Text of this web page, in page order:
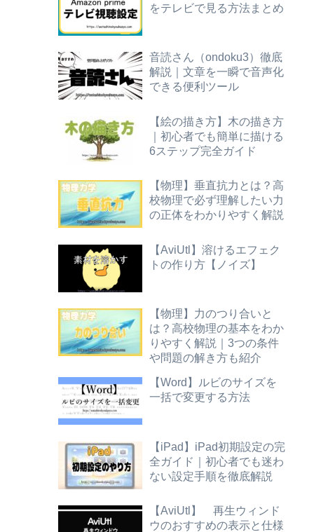
をテレビで見る方法まとめ
音読さん（ondoku3）徹底
解説｜文章を一瞬で音声化
できる便利ツール
【絵の描き方】木の描き方
｜初心者でも簡単に描ける
6ステップ完全ガイド
【物理】垂直抗力とは？高
校物理で必ず理解したい力
の正体をわかりやすく解説
【AviUtl】溶けるエフェク
トの作り方【ノイズ】
【物理】力のつり合いと
は？高校物理の基本をわか
りやすく解説｜3つの条件
や問題の解き方も紹介
【Word】ルビのサイズを
一括で変更する方法
【iPad】iPad初期設定の完
全ガイド｜初心者でも迷わ
ない設定手順を徹底解説
【AviUtl】 再生ウィンド
ウのおすすめの表示と仕様